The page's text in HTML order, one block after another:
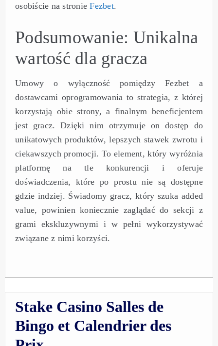
osobiście na stronieFezbet.
Podsumowanie: Unikalna
wartość dla gracza
Umowy o wyłączność pomiędzy Fezbet a
dostawcami oprogramowania to strategia, z której
korzystają obie strony, a finalnym beneficjentem
jest gracz. Dzięki nim otrzymuje on dostęp do
unikatowych produktów, lepszych stawek zwrotu i
ciekawszych promocji. To element, który wyróżnia
platformę na tle konkurencji i oferuje
doświadczenia, które po prostu nie są dostępne
gdzie indziej. Świadomy gracz, który szuka added
value, powinien koniecznie zaglądać do sekcji z
grami ekskluzywnymi i w pełni wykorzystywać
związane z nimi korzyści.
Stake Casino Salles de
Bingo et Calendrier des